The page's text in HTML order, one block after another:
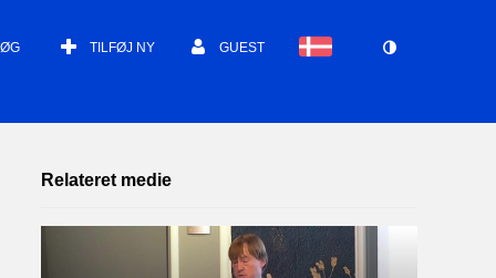
TILFØJ NY GUEST
Relateret medie